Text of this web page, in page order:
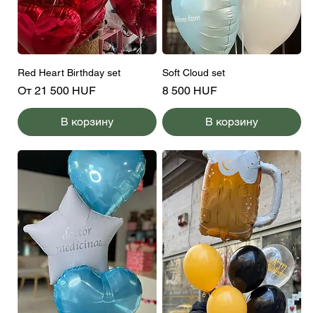
Red Heart Birthday set
От21 500 HUF
Цена со скидкой
В корзину
Soft Cloud set
Цена
8 500 HUF
В корзину